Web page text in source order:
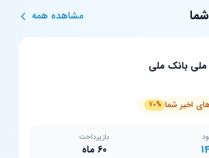
مشاهده همه
ملی بانک ملی
اخیر شما 70%
بازپرداخت
60 ماه